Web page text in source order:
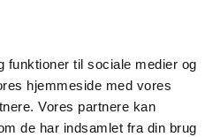
funktioner til sociale medier og
hjemmeside med vores
Vores partnere kan
de har indsamlet fra din brug
til Spring ud
til Sjørring Sø